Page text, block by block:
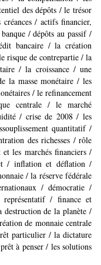
des dépôts / le trésor
/ actifs financier,
/ dépôts au passif /
bancaire / la création
risque de contrepartie / la
/ la croissance / une
la masse monétaire / les
/ le refinancement
centrale / le marché
/ crise de 2008 / les
quantitatif /
des richesses / rôle
les marchés financiers /
/ inflation et déflation /
/ la réserve fédérale
/ démocratie /
/ finance et
de la planète /
de monnaie centrale
particulier / la dictature
à penser / les solutions